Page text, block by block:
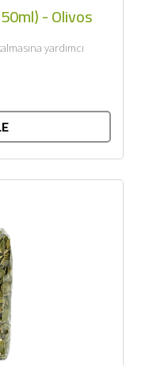
- Olivos
yardımcı